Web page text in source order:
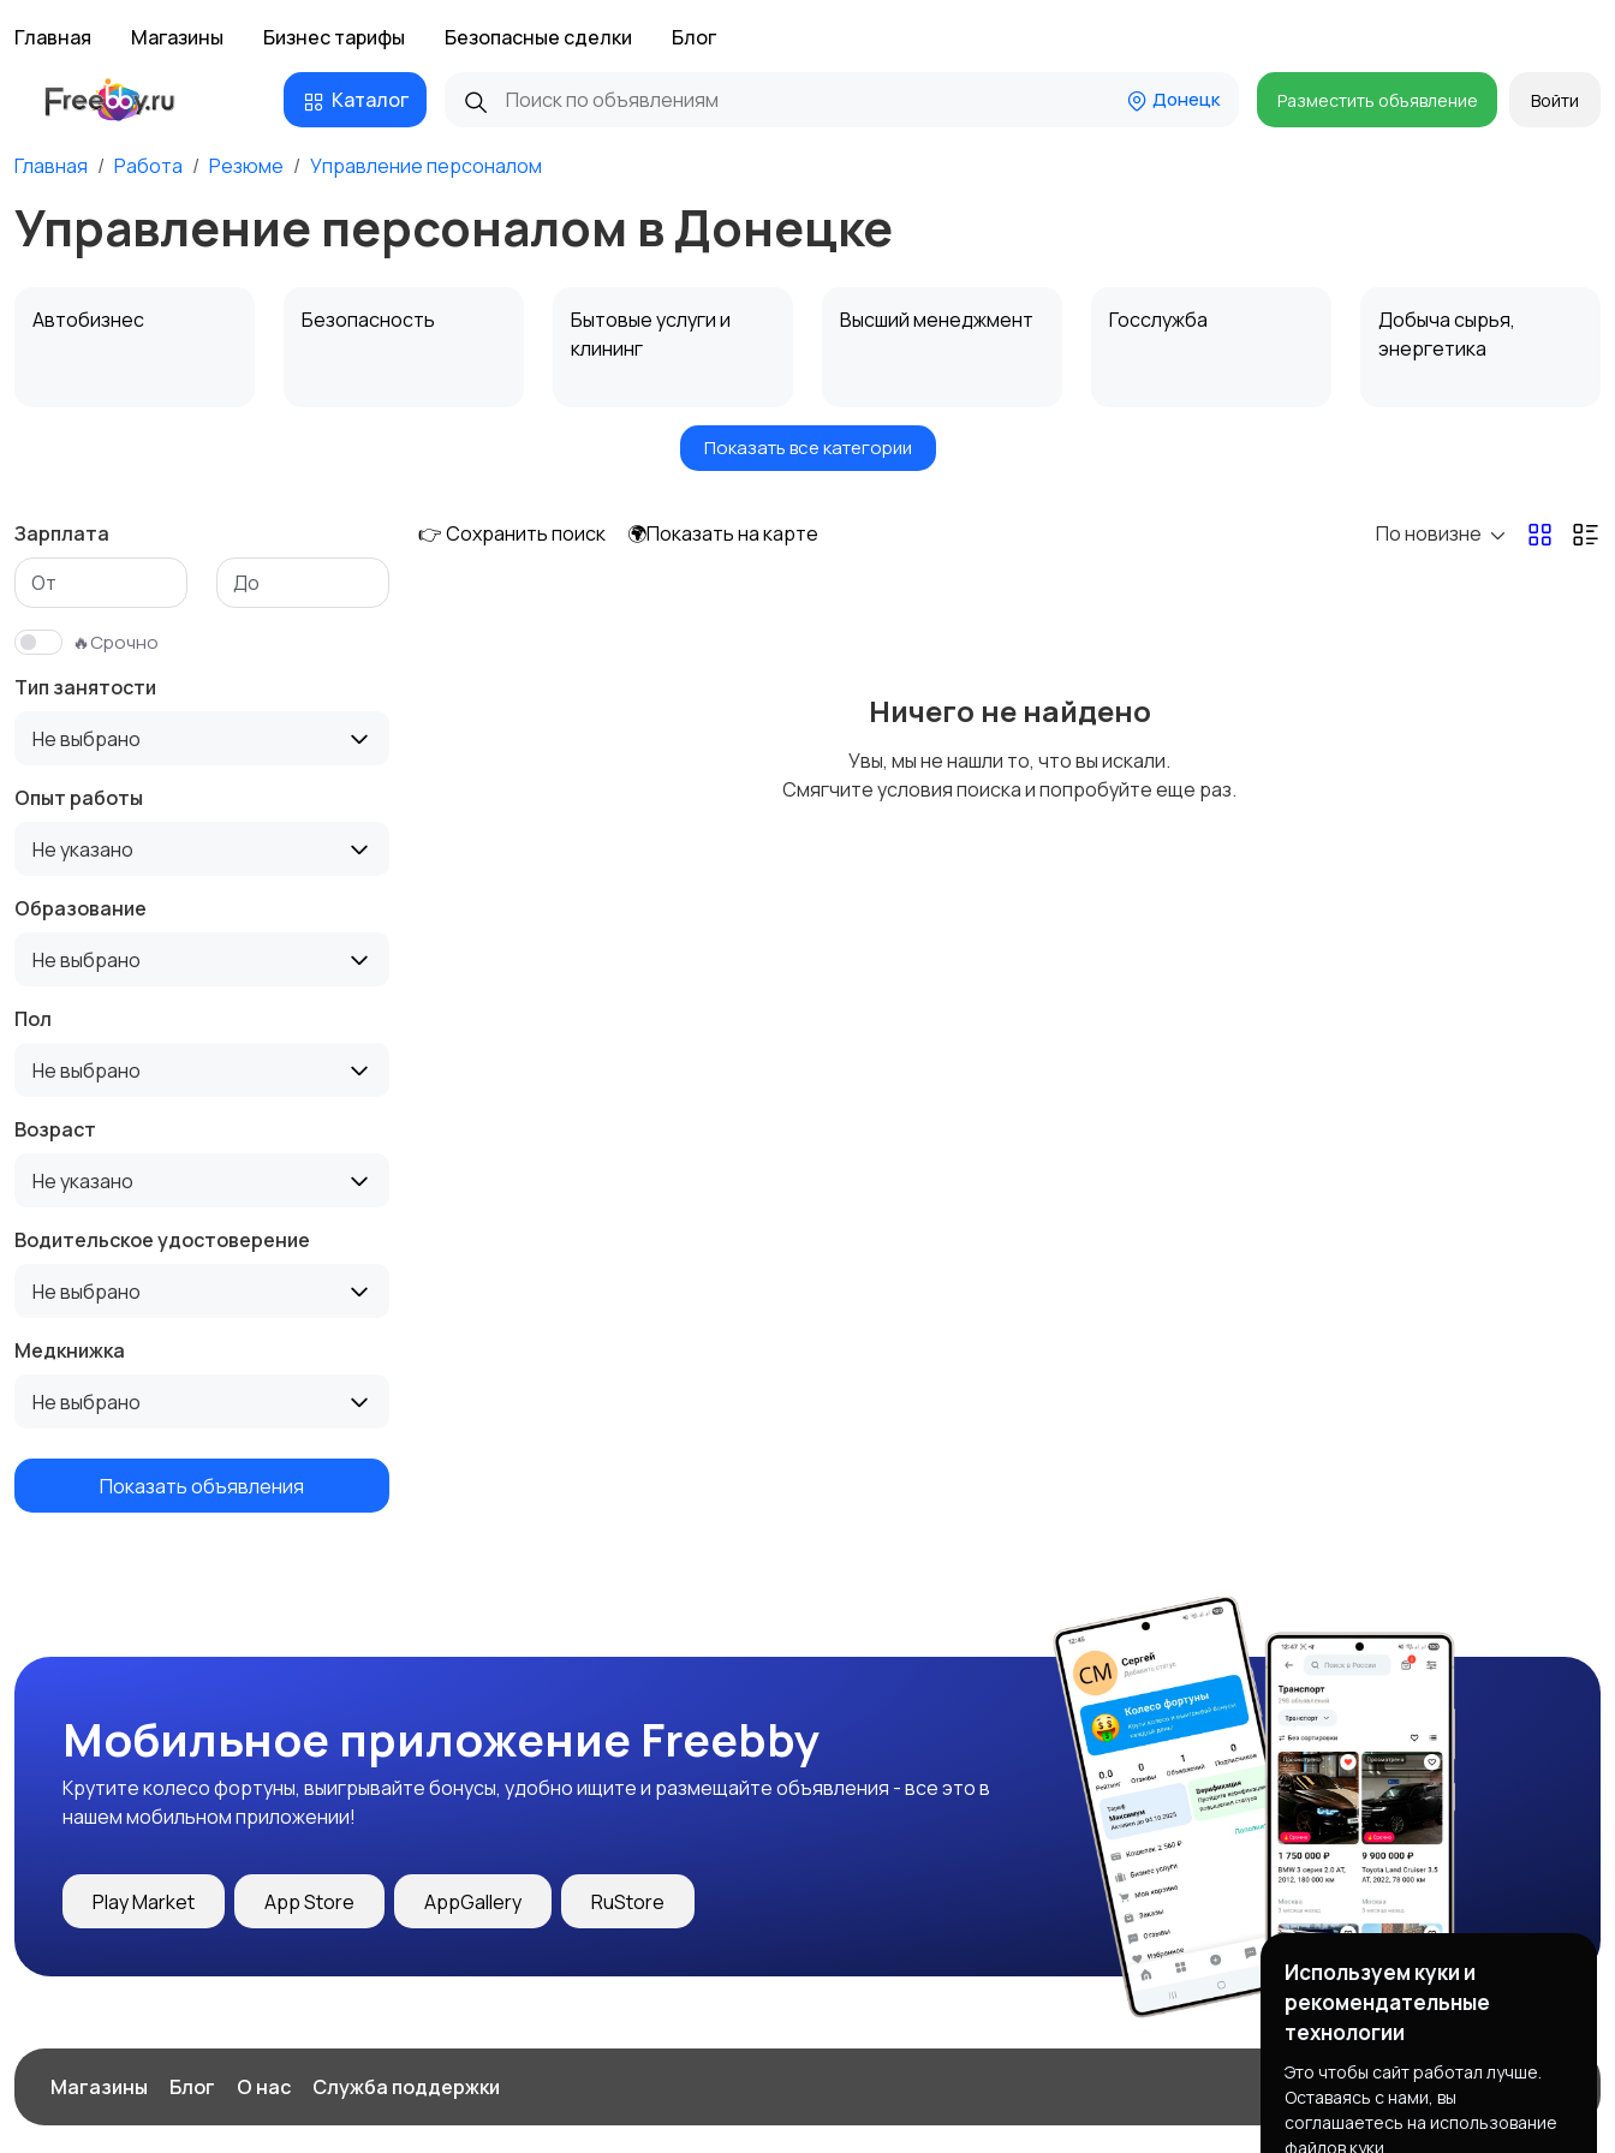
Главная Магазины Бизнес тарифы Безопасные сделки Блог
Каталог Донецк Разместить объявление Войти
Главная Работа Резюме Управление персоналом
Управление персоналом в Донецке
Автобизнес Безопасность
Бытовые услуги и
клининг
Высший менеджмент Госслужба
Добыча сырья,
энергетика
Информационные
Искусство и
Медицина Начало карьеры
Производство
Рестораны и
Показать все категории
Зарплата
🔥Срочно
Тип занятости
Не выбрано
Опыт работы
Не указано
Образование
Не выбрано
Пол
Не выбрано
Возраст
Не указано
Водительское удостоверение
Не выбрано
Медкнижка
Не выбрано
Показать объявления
👉 Сохранить поиск 🌍Показать на карте По новизне
Ничего не найдено
Увы, мы не нашли то, что вы искали.
Смягчите условия поиска и попробуйте еще раз.
Мобильное приложение Freebby
Крутите колесо фортуны, выигрывайте бонусы, удобно ищите и размещайте объявления - все это в
нашем мобильном приложении!
Play Market App Store AppGallery RuStore
Магазины Блог О нас Служба поддержки
Используем куки и
рекомендательные
технологии
Это чтобы сайт работал лучше.
Оставаясь с нами, вы
соглашаетесь на использование
файлов куки.